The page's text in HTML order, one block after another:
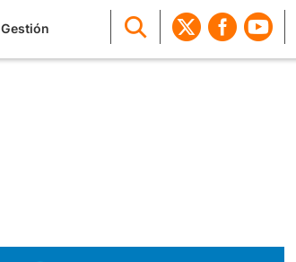
Gestión